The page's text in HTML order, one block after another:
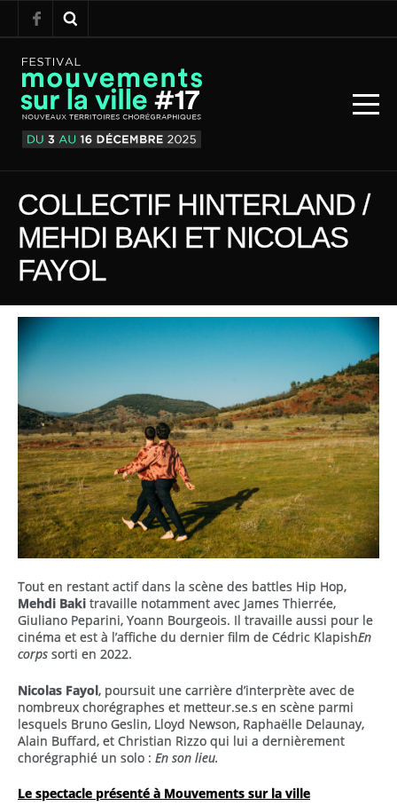
COLLECTIF HINTERLAND /
MEHDI BAKI ET NICOLAS
FAYOL
Tout en restant actif dans la scène des battles Hip Hop,
Mehdi Baki travaille notamment avec James Thierrée,
Giuliano Peparini, Yoann Bourgeois. Il travaille aussi pour le
cinéma et est à l’affiche du dernier film de Cédric KlapishEn
corps sorti en 2022.
Nicolas Fayol, poursuit une carrière d’interprète avec de
nombreux chorégraphes et metteur.se.s en scène parmi
lesquels Bruno Geslin, Lloyd Newson, Raphaëlle Delaunay,
Alain Buffard, et Christian Rizzo qui lui a dernièrement
chorégraphié un solo : En son lieu.
Le spectacle présenté à Mouvements sur la ville